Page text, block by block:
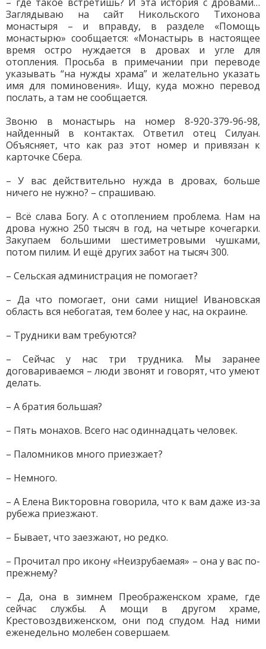
Заглядываю на сайт Никольского Тихонова
монастыря – и вправду, в разделе «Помощь
монастырю» сообщается: «Монастырь в настоящее
время остро нуждается в дровах и угле для
отопления. Просьба в примечании при переводе
указывать “на нужды храма” и желательно указать
имя для поминовения». Ищу, куда можно перевод
послать, а там не сообщается.
Звоню в монастырь на номер 8-920-379-96-98,
найденный в контактах. Ответил отец Силуан.
Объясняет, что как раз этот номер и привязан к
карточке Сбера.
– У вас действительно нужда в дровах, больше
ничего не нужно? – спрашиваю.
– Всё слава Богу. А с отоплением проблема. Нам на
дрова нужно 250 тысяч в год, на четыре кочегарки.
Закупаем большими шестиметровыми чушками,
потом пилим. И ещё других забот на тысяч 300.
– Сельская администрация не помогает?
– Да что помогает, они сами нищие! Ивановская
область вся небогатая, тем более у нас, на окраине.
– Трудники вам требуются?
– Сейчас у нас три трудника. Мы заранее
договариваемся – люди звонят и говорят, что умеют
делать.
– А братия большая?
– Пять монахов. Всего нас одиннадцать человек.
– Паломников много приезжает?
– Немного.
– А Елена Викторовна говорила, что к вам даже из-за
рубежа приезжают.
– Бывает, что заезжают, но редко.
– Прочитал про икону «Неизрубаемая» – она у вас по-
прежнему?
– Да, она в зимнем Преображенском храме, где
сейчас службы. А мощи в другом храме,
Крестовоздвиженском, они под спудом. Над ними
еженедельно молебен совершаем.